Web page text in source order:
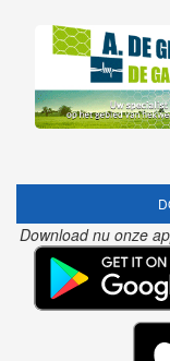
Download nu onze